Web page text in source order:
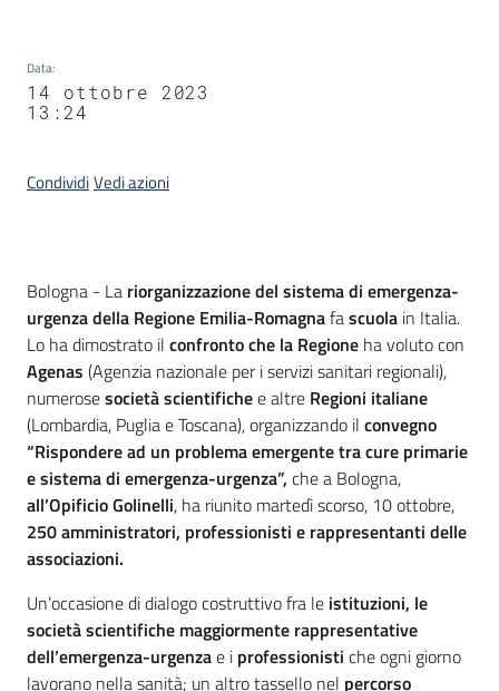
Data:
14 ottobre 2023
13:24
CondividiVedi azioni
Contenuto
Bologna - La riorganizzazione del sistema di emergenza-
urgenza della Regione Emilia-Romagnafascuola in Italia.
Lo ha dimostrato il confronto che la Regione ha voluto con
Agenas (Agenzia nazionale per i servizi sanitari regionali),
numerosesocietà scientifichee altre Regioni italiane
(Lombardia, Puglia e Toscana), organizzando il convegno
“Rispondere ad un problema emergente tra cure primarie
e sistema di emergenza-urgenza”, che a Bologna,
all’Opificio Golinelli, ha riunito martedì scorso, 10 ottobre,
250 amministratori, professionisti e rappresentanti delle
associazioni.
Un’occasione di dialogo costruttivo fra le istituzioni, le
società scientifiche maggiormente rappresentative
dell’emergenza-urgenzae i professionisti che ogni giorno
lavorano nella sanità; un altro tassello nel percorso